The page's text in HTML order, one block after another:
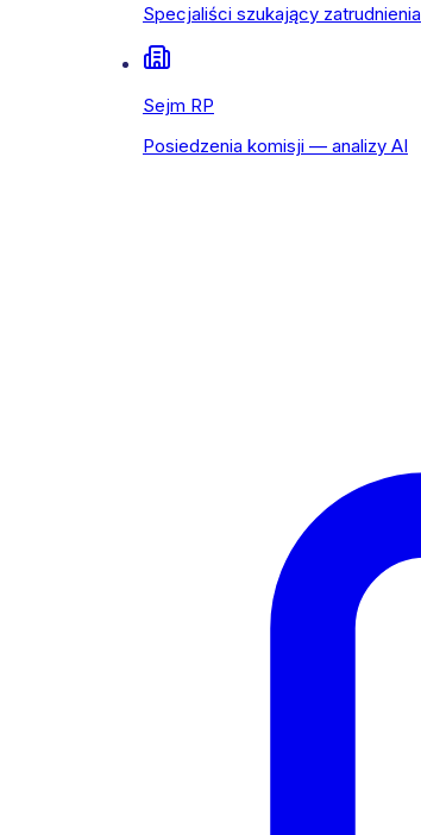
Specjaliści szukający zatrudnienia
Sejm RP
Posiedzenia komisji — analizy AI